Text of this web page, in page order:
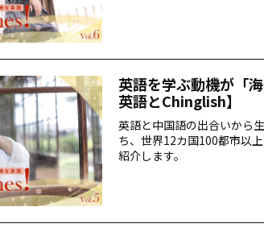
英語を学ぶ動機が「
英語とChinglish】
英語と中国語の出合いから
ち、世界12カ国100都市以
紹介します。